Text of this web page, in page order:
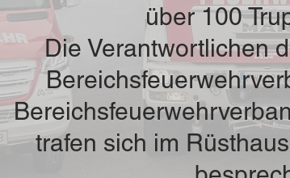
über 100
Die Verantwortlichen
trafen sich im